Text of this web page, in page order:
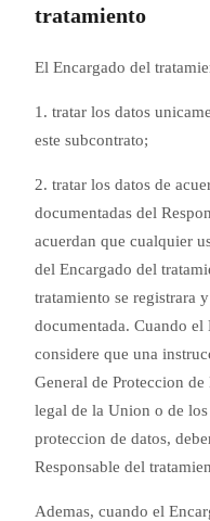
tratamiento
El Encargado del
1. tratar los datos
este subcontrato;
2. tratar los datos de
documentadas del
acuerdan que cualquier
del Encargado del
tratamiento se registrara
documentada. Cuando el
considere que una
General de Proteccion
legal de la Union o de
proteccion de datos,
Responsable del
Ademas, cuando el